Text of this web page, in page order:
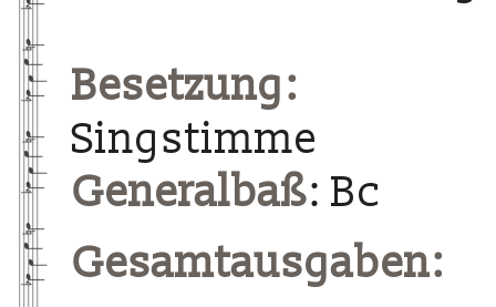
Besetzung:
Singstimme
Generalbaß: Bc
Gesamtausgaben: